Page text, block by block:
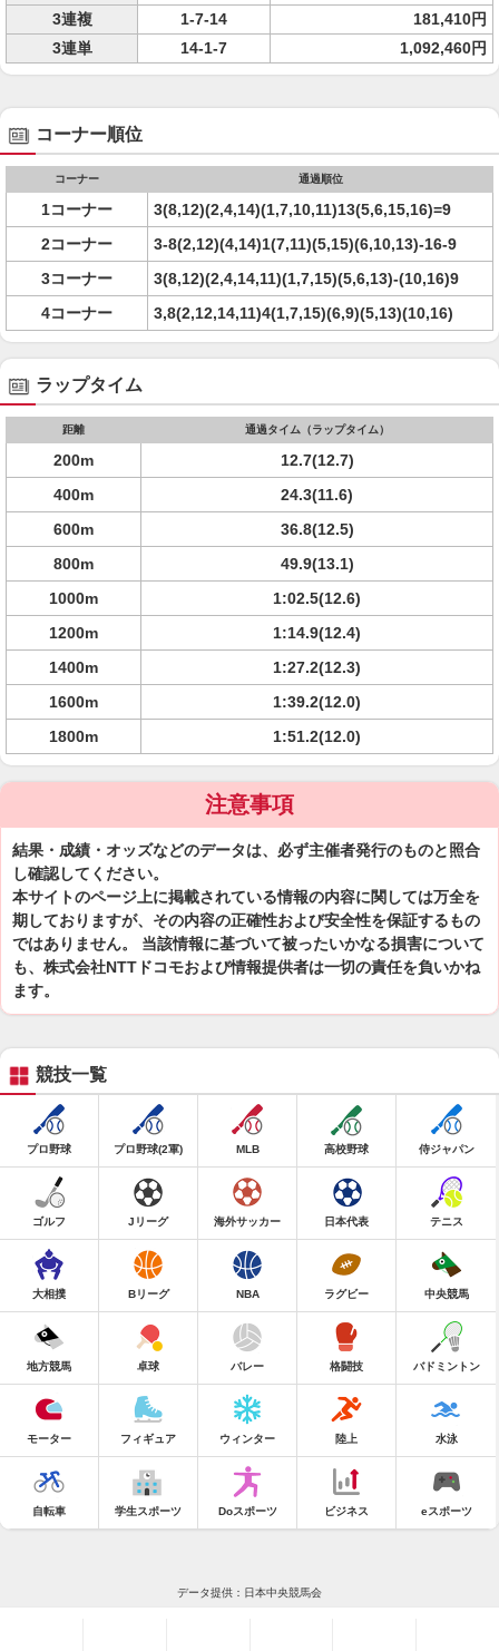
3連複
1-7-14
181,410円
3連単
14-1-7 1,092,460円
コーナー順位
コーナー 通過順位
1コーナー
3(8,12)(2,4,14)(1,7,10,11)13(5,6,15,16)=9
2コーナー
3-8(2,12)(4,14)1(7,11)(5,15)(6,10,13)-16-9
3コーナー
3(8,12)(2,4,14,11)(1,7,15)(5,6,13)-(10,16)9
4コーナー
3,8(2,12,14,11)4(1,7,15)(6,9)(5,13)(10,16)
ラップタイム
距離 通過タイム（ラップタイム）
200m
12.7(12.7)
400m
24.3(11.6)
600m
36.8(12.5)
800m
49.9(13.1)
1000m
1:02.5(12.6)
1200m
1:14.9(12.4)
1400m
1:27.2(12.3)
1600m
1:39.2(12.0)
1800m
1:51.2(12.0)
注意事項
結果・成績・オッズなどのデータは、必ず主催者発行のものと照合
し確認してください。
本サイトのページ上に掲載されている情報の内容に関しては万全を
期しておりますが、その内容の正確性および安全性を保証するもの
ではありません。 当該情報に基づいて被ったいかなる損害について
も、株式会社NTTドコモおよび情報提供者は一切の責任を負いかね
ます。
競技一覧
プロ野球 プロ野球(2軍) MLB 高校野球 侍ジャパン
ゴルフ Jリーグ 海外サッカー 日本代表 テニス
大相撲 Bリーグ NBA ラグビー 中央競馬
地方競馬 卓球 バレー 格闘技 バドミントン
モーター フィギュア ウィンター 陸上 水泳
自転車 学生スポーツ Doスポーツ ビジネス eスポーツ
データ提供：日本中央競馬会